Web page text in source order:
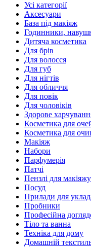
Усі категорії
Аксесуари
База під макіяж
Годинники,
Дитяча косметика
Для брів
Для волосся
Для губ
Для нігтів
Для обличчя
Для повік
Для чоловіків
Здорове
Косметика для
Косметика для
Макіяж
Набори
Парфумерія
Патчі
Пензлі для макіяжу
Посуд
Прилади для
Пробники
Професійна
Тіло та ванна
Техніка для дому
Домашній